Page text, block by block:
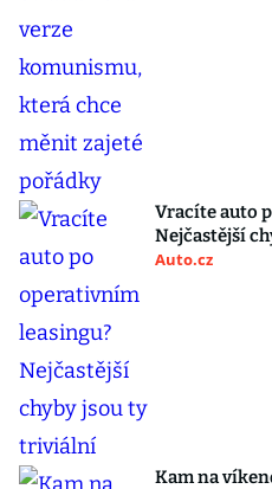
Vracíte auto
Nejčastější
Auto.cz
Kam na